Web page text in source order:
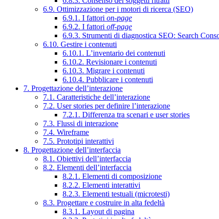
6.9. Ottimizzazione per i motori di ricerca (SEO)
6.9.1. I fattori on-page
6.9.2. I fattori off-page
6.9.3. Strumenti di diagnostica SEO: Search
6.10. Gestire i contenuti
6.10.1. L’inventario dei contenuti
6.10.2. Revisionare i contenuti
6.10.3. Migrare i contenuti
6.10.4. Pubblicare i contenuti
7. Progettazione dell’interazione
7.1. Caratteristiche dell’interazione
7.2. User stories per definire l’interazione
7.2.1. Differenza tra scenari e user stories
7.3. Flussi di interazione
7.4. Wireframe
7.5. Prototipi interattivi
8. Progettazione dell’interfaccia
8.1. Obiettivi dell’interfaccia
8.2. Elementi dell’interfaccia
8.2.1. Elementi di composizione
8.2.2. Elementi interattivi
8.2.3. Elementi testuali (microtesti)
8.3. Progettare e costruire in alta fedeltà
8.3.1. Layout di pagina